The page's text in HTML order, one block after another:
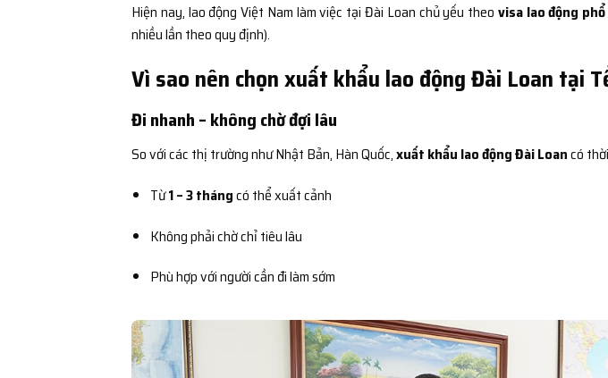
Hiện nay, lao động Việt Nam làm việc tại Đài Loan chủ yếu theo visa lao động
nhiều lần theo quy định).
Vì sao nên chọn xuất khẩu lao động Đài Loan tại
Đi nhanh – không chờ đợi lâu
So với các thị trường như Nhật Bản, Hàn Quốc,xuất khẩu lao động Đài Loancó
Từ1 – 3 thángcó thể xuất cảnh
Không phải chờ chỉ tiêu lâu
Phù hợp với người cần đi làm sớm